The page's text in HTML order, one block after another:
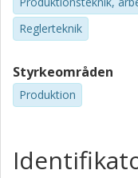
Reglerteknik
Styrkeområden
Produktion